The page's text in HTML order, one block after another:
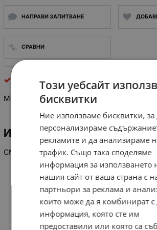
НАПРАВИ ЗАПИТВАНЕ
СРАВНИ
интегрални схеми
MC 14044 BCP
ИНФОРМАЦИЯ
CMOS MSI(Quad R-S Latches)
Този уебсайт
бисквитки
Ние използваме бисквитки, за
персонализираме
рекламите и да анализираме
трафик. Също така споделяме
информация за използването
нашия сайт от ваша страна с
партньори за реклама и
които може да я комбинират с
информация, която сте им
предоставили или която са